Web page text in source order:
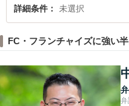
C・フランチャイズ契約を法律相談
詳細条件 未選択
FC・フランチャイズに強い
弁